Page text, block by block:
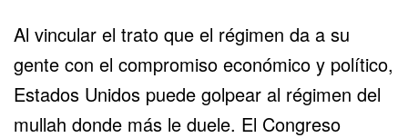
Al vincular el trato que el régimen da a su
gente con el compromiso económico y político,
Estados Unidos puede golpear al régimen del
mullah donde más le duele. El Congreso